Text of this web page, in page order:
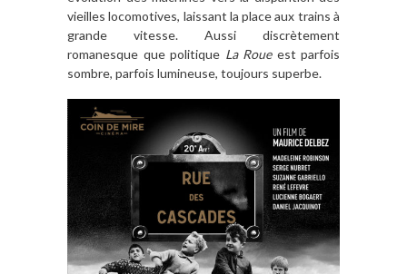
vieilles locomotives, laissant la place aux trains à
grande vitesse. Aussi discrètement
romanesque que politique La Roueest parfois
sombre, parfois lumineuse, toujours superbe.